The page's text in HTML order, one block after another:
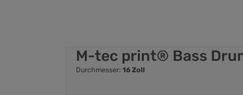
M-tec print® Bass
Durchmesser: 16 Zoll